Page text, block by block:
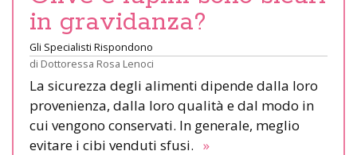
in gravidanza?
Gli Specialisti Rispondono
di Dottoressa Rosa Lenoci
La sicurezza degli alimenti dipende dalla loro
provenienza, dalla loro qualità e dal modo in
cui vengono conservati. In generale, meglio
evitare i cibi venduti sfusi. »